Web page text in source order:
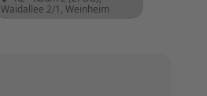
Waidallee 2/1, Weinheim